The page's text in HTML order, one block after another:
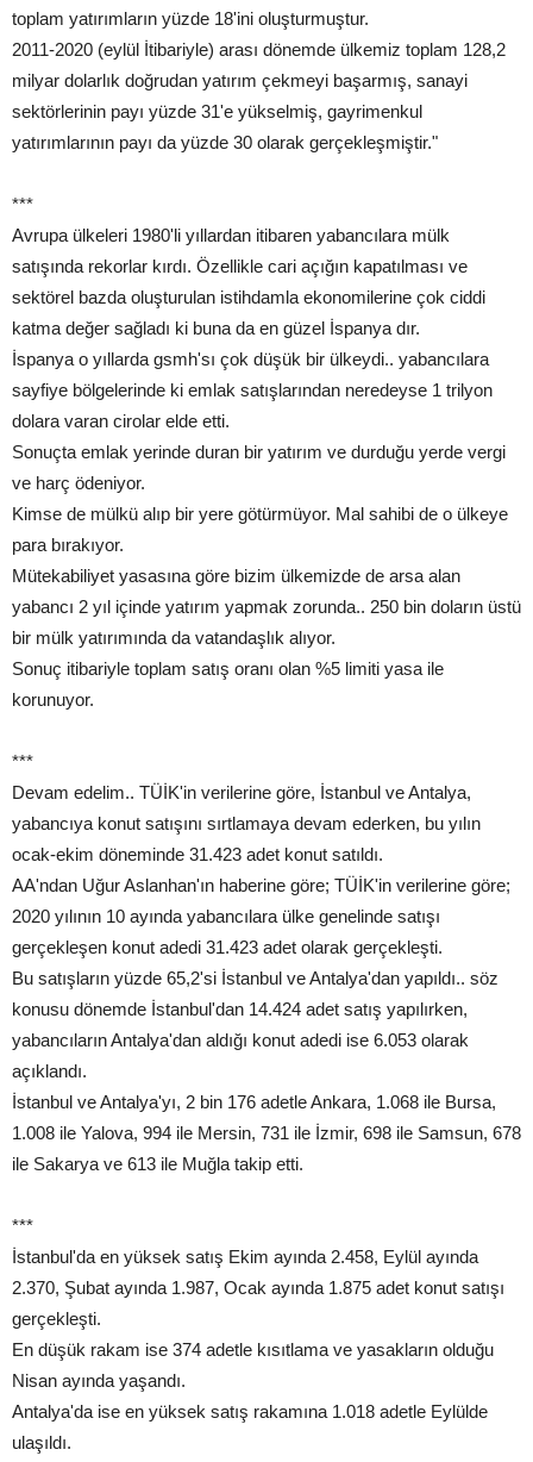
toplam yatırımların yüzde 18'ini oluşturmuştur.
2011-2020 (eylül İtibariyle) arası dönemde ülkemiz toplam 128,2
milyar dolarlık doğrudan yatırım çekmeyi başarmış, sanayi
sektörlerinin payı yüzde 31'e yükselmiş, gayrimenkul
yatırımlarının payı da yüzde 30 olarak gerçekleşmiştir."
***
Avrupa ülkeleri 1980'li yıllardan itibaren yabancılara mülk
satışında rekorlar kırdı. Özellikle cari açığın kapatılması ve
sektörel bazda oluşturulan istihdamla ekonomilerine çok ciddi
katma değer sağladı ki buna da en güzel İspanya dır.
İspanya o yıllarda gsmh'sı çok düşük bir ülkeydi.. yabancılara
sayfiye bölgelerinde ki emlak satışlarından neredeyse 1 trilyon
dolara varan cirolar elde etti.
Sonuçta emlak yerinde duran bir yatırım ve durduğu yerde vergi
ve harç ödeniyor.
Kimse de mülkü alıp bir yere götürmüyor. Mal sahibi de o ülkeye
para bırakıyor.
Mütekabiliyet yasasına göre bizim ülkemizde de arsa alan
yabancı 2 yıl içinde yatırım yapmak zorunda.. 250 bin doların üstü
bir mülk yatırımında da vatandaşlık alıyor.
Sonuç itibariyle toplam satış oranı olan %5 limiti yasa ile
korunuyor.
***
Devam edelim.. TÜİK'in verilerine göre, İstanbul ve Antalya,
yabancıya konut satışını sırtlamaya devam ederken, bu yılın
ocak-ekim döneminde 31.423 adet konut satıldı.
AA'ndan Uğur Aslanhan'ın haberine göre; TÜİK'in verilerine göre;
2020 yılının 10 ayında yabancılara ülke genelinde satışı
gerçekleşen konut adedi 31.423 adet olarak gerçekleşti.
Bu satışların yüzde 65,2'si İstanbul ve Antalya'dan yapıldı.. söz
konusu dönemde İstanbul'dan 14.424 adet satış yapılırken,
yabancıların Antalya'dan aldığı konut adedi ise 6.053 olarak
açıklandı.
İstanbul ve Antalya'yı, 2 bin 176 adetle Ankara, 1.068 ile Bursa,
1.008 ile Yalova, 994 ile Mersin, 731 ile İzmir, 698 ile Samsun, 678
ile Sakarya ve 613 ile Muğla takip etti.
***
İstanbul'da en yüksek satış Ekim ayında 2.458, Eylül ayında
2.370, Şubat ayında 1.987, Ocak ayında 1.875 adet konut satışı
gerçekleşti.
En düşük rakam ise 374 adetle kısıtlama ve yasakların olduğu
Nisan ayında yaşandı.
Antalya'da ise en yüksek satış rakamına 1.018 adetle Eylülde
ulaşıldı.